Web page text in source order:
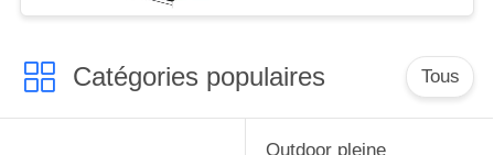
Catégories populaires Tous
Outdoor pleine